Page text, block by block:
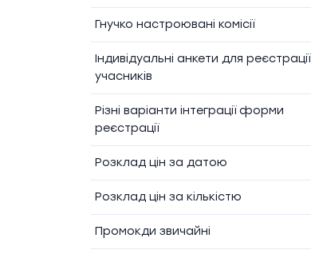
Гнучко настроювані комісії
Індивідуальні анкети для реєстрації
учасників
Різні варіанти інтеграції форми
реєстрації
Розклад цін за датою
Розклад цін за кількістю
Промокди звичайні